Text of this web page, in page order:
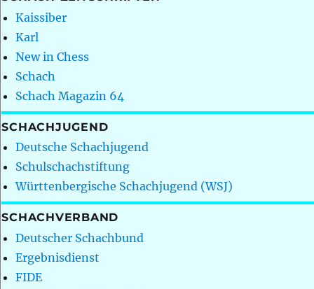
Kaissiber
Karl
New in Chess
Schach
Schach Magazin 64
SCHACHJUGEND
Deutsche Schachjugend
Schulschachstiftung
Württenbergische Schachjugend (WSJ)
SCHACHVERBAND
Deutscher Schachbund
Ergebnisdienst
FIDE